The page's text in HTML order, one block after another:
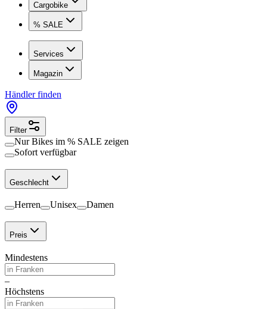
Cargobike
% SALE
Services
Magazin
Händler finden
Filter
Nur Bikes im % SALE zeigen
Sofort verfügbar
Geschlecht
Herren Unisex Damen
Preis
Mindestens
–
Höchstens